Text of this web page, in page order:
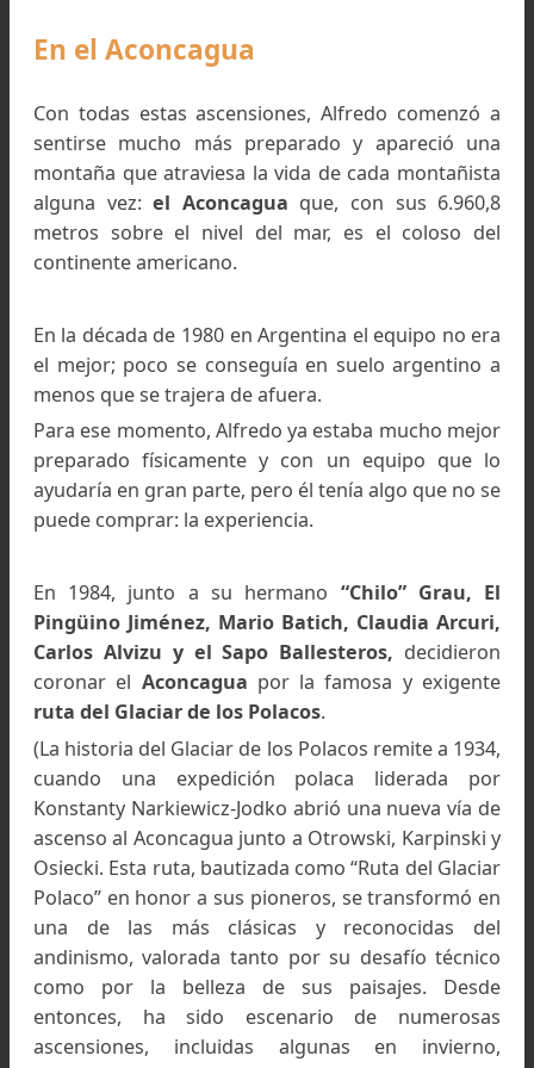
El Pequeño Alpamayo de 5.410 metros sobre el nivel
mar, cumbre ubicada en el macizo Condoriri, en el
departamento de La Paz, Bolivia.
En el Aconcagua
Con todas estas ascensiones, Alfredo
sentirse mucho más preparado y apareció
montaña que atraviesa la vida de cada
alguna vez:el Aconcagua que, con sus
metros sobre el nivel del mar, es el coloso
continente americano.
En la década de 1980 en Argentina el equipo no
el mejor; poco se conseguía en suelo
menos que se trajera de afuera.